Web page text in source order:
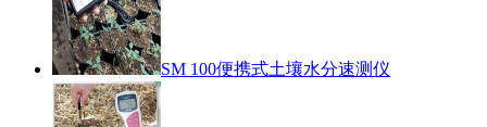
SM 100便携式土壤水分速测仪